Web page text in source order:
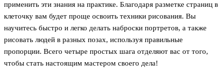
применить эти знания на практике. Благодаря разметке страниц в
клеточку вам будет проще освоить техники рисования. Вы
научитесь быстро и легко делать наброски портретов, а также
рисовать людей в разных позах, используя правильные
пропорции. Всего четыре простых шага отделяют вас от того,
чтобы стать настоящим мастером своего дела!